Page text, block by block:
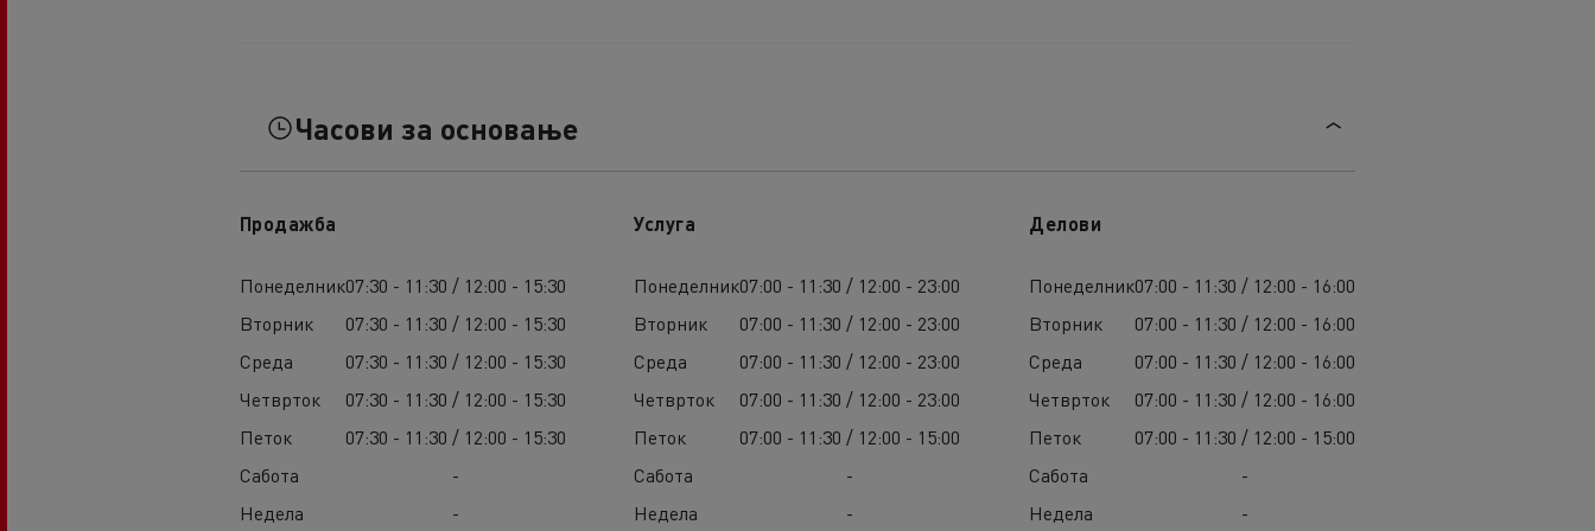
Часови за основање
Продажба
Понеделник07:30 - 11:30 / 12:00 - 15:30
Вторник
07:30 - 11:30 / 12:00 - 15:30
Среда
07:30 - 11:30 / 12:00 - 15:30
Четврток
07:30 - 11:30 / 12:00 - 15:30
Петок
07:30 - 11:30 / 12:00 - 15:30
Сабота
-
Недела
-
Услуга
Понеделник07:00 - 11:30 / 12:00 - 23:00
Вторник
07:00 - 11:30 / 12:00 - 23:00
Среда
07:00 - 11:30 / 12:00 - 23:00
Четврток
07:00 - 11:30 / 12:00 - 23:00
Петок
07:00 - 11:30 / 12:00 - 15:00
Сабота
-
Недела
-
Делови
Понеделник07:00 - 11:30 / 12:00 - 16:00
Вторник
07:00 - 11:30 / 12:00 - 16:00
Среда
07:00 - 11:30 / 12:00 - 16:00
Четврток
07:00 - 11:30 / 12:00 - 16:00
Петок
07:00 - 11:30 / 12:00 - 15:00
Сабота
-
Недела
-